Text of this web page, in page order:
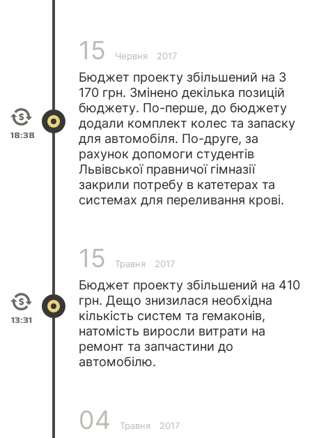
18:38
15 Червня 2017
Бюджет проекту збільшений на 3
170 грн. Змінено декілька позицій
бюджету. По-перше, до бюджету
додали комплект колес та запаску
для автомобіля. По-друге, за
рахунок допомоги студентів
Львівської правничої гімназії
закрили потребу в катетерах та
системах для переливання крові.
13:31
15 Травня 2017
Бюджет проекту збільшений на 410
грн. Дещо знизилася необхідна
кількість систем та гемаконів,
натомість виросли витрати на
ремонт та запчастини до
автомобілю.
04 Травня 2017